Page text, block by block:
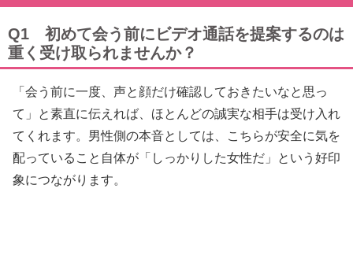
Q1 初めて会う前にビデオ通話を提案するのは
重く受け取られませんか？
「会う前に一度、声と顔だけ確認しておきたいなと思っ
て」と素直に伝えれば、ほとんどの誠実な相手は受け入れ
てくれます。男性側の本音としては、こちらが安全に気を
配っていること自体が「しっかりした女性だ」という好印
象につながります。